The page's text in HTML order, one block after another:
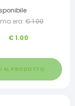
era: €1.00
€1.00
AL PRODOTTO